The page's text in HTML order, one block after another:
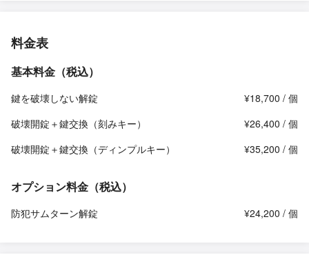
料金表
基本料金（税込）
鍵を破壊しない解錠
¥18,700 / 個
破壊開錠＋鍵交換（刻みキー）
¥26,400 / 個
破壊開錠＋鍵交換（ディンプルキー）
¥35,200 / 個
オプション料金（税込）
防犯サムターン解錠 ¥24,200 / 個